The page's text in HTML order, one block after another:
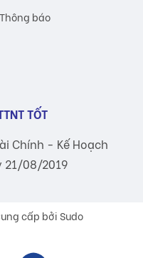
Thông báo
TỐT
Chính - Kế Hoạch
21/08/2019
cấp bởi Sudo